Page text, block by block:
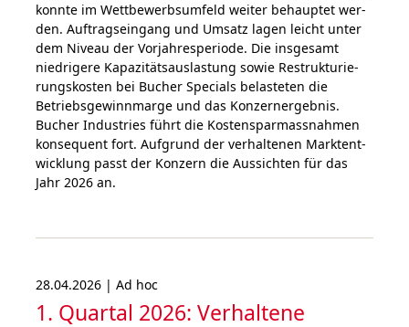
konn­te im Wett­bewerbs­um­feld weiter behauptet wer­
den. Auf­trags­ein­gang und Umsatz lagen leicht unter
dem Niveau der Vor­jahr­es­peri­ode. Die ins­ge­samt
nied­ri­ge­re Kapa­zitäts­aus­las­tung sowie Restruk­tu­rie­
rungs­kos­ten bei Bucher Specials be­las­te­ten die
Betriebs­gewinn­marge und das Kon­zern­ergebnis.
Bucher Industries führt die Kosten­spar­mass­nah­men
kon­se­quent fort. Auf­grund der ver­hal­tenen Markt­ent­
wick­lung passt der Kon­zern die Aus­sichten für das
Jahr 2026 an.
28.04.2026 | Ad hoc
1. Quartal 2026: Verhaltene